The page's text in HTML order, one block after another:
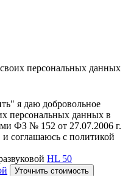
персональных данных
я даю добровольное
персональных данных в
ФЗ № 152 от 27.07.2006 г.
соглашаюсь с политикой
HL 50
Уточнить стоимость